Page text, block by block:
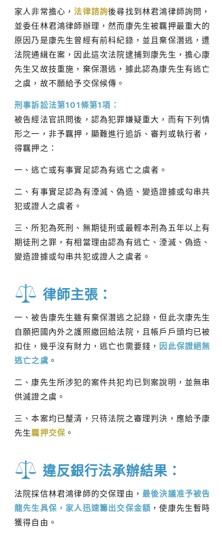
家人非常擔心，法律諮詢後尋找到林君鴻律師詢問，
並委任林君鴻律師辦理，然而康先生被羈押最重大的
原因乃是康先生曾經有前科紀錄，並且棄保潛逃，遭
法院通緝在案，因此這次法院逮捕到康先生，擔心康
先生又故技重施，棄保潛逃，據此認為康先生有逃亡
之虞，故不願給予交保候傳。
刑事訴訟法第101條第1項：
被告經法官訊問後，認為犯罪嫌疑重大，而有下列情
形之一，非予羈押，顯難進行追訴、審判或執行者，
得羈押之：
一、逃亡或有事實足認為有逃亡之虞者。
二、有事實足認為有湮滅、偽造、變造證據或勾串共
犯或證人之虞者。
三、所犯為死刑、無期徒刑或最輕本刑為五年以上有
期徒刑之罪，有相當理由認為有逃亡、湮滅、偽造、
變造證據或勾串共犯或證人之虞者。
律師主張：
一、被告康先生雖有棄保潛逃之記錄，但此次康先生
自願把國內外之護照繳回給法院，且帳戶戶頭均已被
扣住，幾乎沒有財力，逃亡也需要錢， 因此保證絕無
逃亡之虞 。
二、康先生所涉犯的案件共犯均已到案說明，並無串
供滅證之虞。
三、本案均已釐清，只待法院之審理判決，應給予康
先生羈押交保 。
違反銀行法承辦結果：
法院採信林君鴻律師的交保理由， 最後決議准予被告
龍先生具保，家人迅速籌出交保金額 ，使康先生暫時
獲得自由。